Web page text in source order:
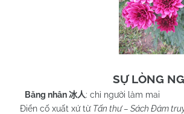
SỰ LÒNG
Băng nhân 冰人: chỉ người làm mai
Điển cố xuất xứ từ Tấn thư – Sách Đảm